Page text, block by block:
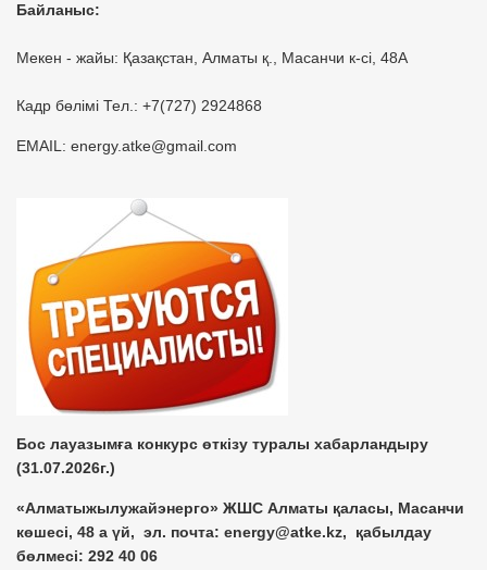
Байланыс:
Мекен - жайы: Қазақстан, Алматы қ., Масанчи к-сі, 48А
Кадр бөлімі Тел.: +7(727) 2924868
EMAIL: energy.atke@gmail.com
Бос лауазымға конкурс өткізу туралы хабарландыру
(31.07.2026г.)
«Алматыжылужайэнерго» ЖШС Алматы қаласы, Масанчи
көшесі, 48 а үй, эл. почта: energy@atke.kz, қабылдау
бөлмесі: 292 40 06